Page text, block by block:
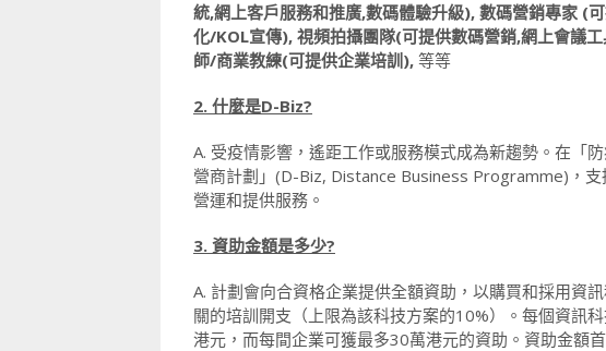
統,網上客戶服務和推廣,數碼體驗升級), 數碼營銷專家
化/KOL宣傳), 視頻拍攝團隊(可提供數碼營銷,網上會議
師/商業教練(可提供企業培訓), 等等
2. 什麼是D-Biz?
A. 受疫情影響，遙距工作或服務模式成為新趨勢。在「
營商計劃」(D-Biz, Distance Business Programme)，
營運和提供服務。
3. 資助金額是多少?
A. 計劃會向合資格企業提供全額資助，以購買和採用資
關的培訓開支（上限為該科技方案的10%）。每個資訊
港元，而每間企業可獲最多30萬港元的資助。資助金額